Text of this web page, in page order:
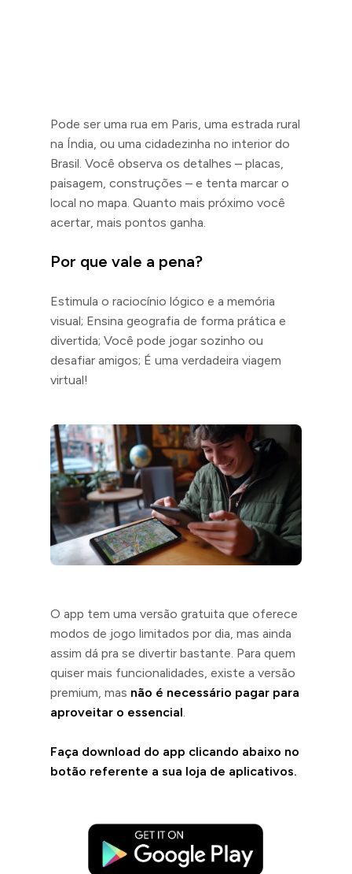
Pode ser uma rua em Paris, uma estrada rural
na Índia, ou uma cidadezinha no interior do
Brasil. Você observa os detalhes – placas,
paisagem, construções – e tenta marcar o
local no mapa. Quanto mais próximo você
acertar, mais pontos ganha.
Por que vale a pena?
Estimula o raciocínio lógico e a memória
visual; Ensina geografia de forma prática e
divertida; Você pode jogar sozinho ou
desafiar amigos; É uma verdadeira viagem
virtual!
O app tem uma versão gratuita que oferece
modos de jogo limitados por dia, mas ainda
assim dá pra se divertir bastante. Para quem
quiser mais funcionalidades, existe a versão
premium, mas não é necessário pagar para
aproveitar o essencial.
Faça download do app clicando abaixo no
botão referente a sua loja de aplicativos.